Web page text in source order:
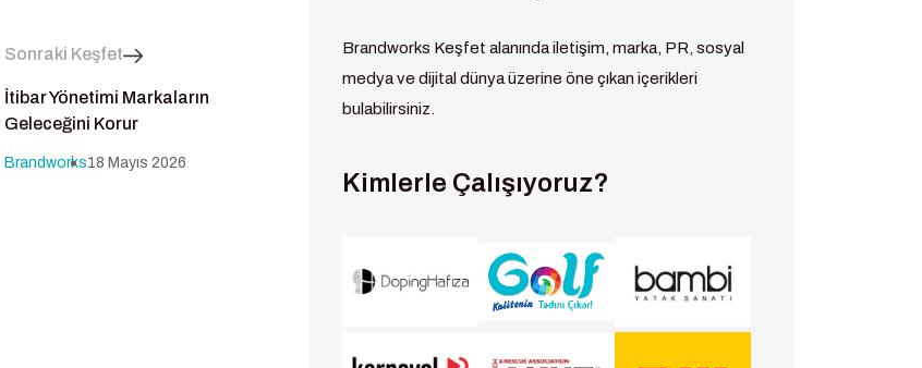
Sonraki Keşfet
İtibar Yönetimi Markaların
Geleceğini Korur
Brandworks18 Mayıs 2026
Brandworks Keşfet alanında iletişim, marka, PR, sosyal
medya ve dijital dünya üzerine öne çıkan içerikleri
bulabilirsiniz.
Kimlerle Çalışıyoruz?